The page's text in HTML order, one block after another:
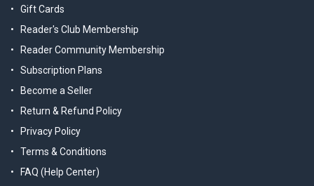
Gift Cards
Reader's Club Membership
Reader Community Membership
Subscription Plans
Become a Seller
Return & Refund Policy
Privacy Policy
Terms & Conditions
FAQ (Help Center)